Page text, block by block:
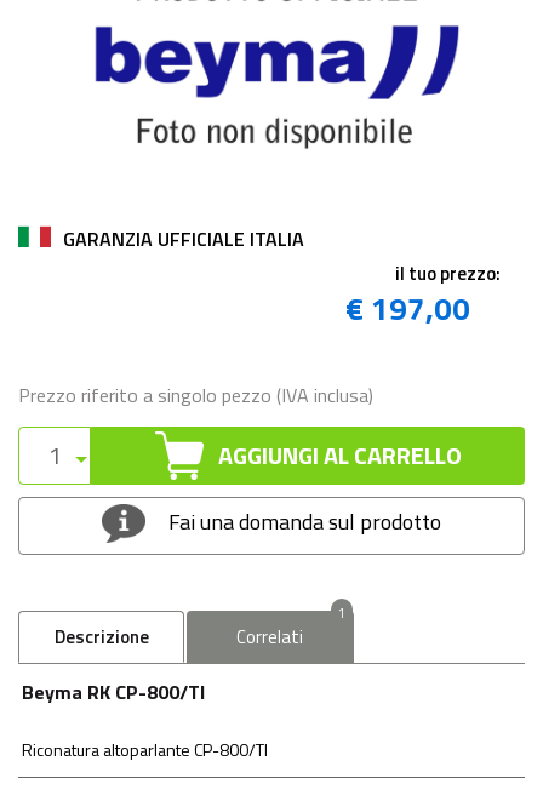
GARANZIA UFFICIALE ITALIA
il tuo prezzo:
€ 197,00
Prezzo riferito a singolo pezzo (IVA inclusa)
AGGIUNGI AL CARRELLO
Fai una domanda sul prodotto
Descrizione Correlati
1
Beyma RK CP-800/TI
Riconatura altoparlante CP-800/TI